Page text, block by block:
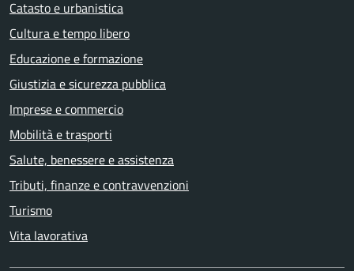
Catasto e urbanistica
Cultura e tempo libero
Educazione e formazione
Giustizia e sicurezza pubblica
Imprese e commercio
Mobilità e trasporti
Salute, benessere e assistenza
Tributi, finanze e contravvenzioni
Turismo
Vita lavorativa